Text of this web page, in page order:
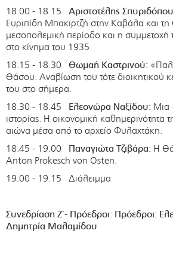
18.00 - 18.15 Αριστοτέλης
Ευριπίδη Μπακιρτζή στην Καβάλα και
μεσοπολεμική περίοδο και η συμμετοχή
στο κίνημα του 1935.
18.15 - 18.30 Θωμαή Καστρινού:
Θάσου. Αναβίωση του τότε διοικητικού
του στο σήμερα.
18.30 - 18.45 Ελεονώρα Ναξίδου: Μια
ιστορίας. Η οικονομική καθημερινότητα
αιώνα μέσα από το αρχείο Φυλαχτάκη.
18.45 - 19.00 Παναγιώτα Τζιβάρα: Η
Anton Prokesch von Osten.
19.00 - 19.15 Διάλειμμα
Συνεδρίαση Ζ΄- Πρόεδροι: Πρόεδροι:
Δημητρία Μαλαμίδου